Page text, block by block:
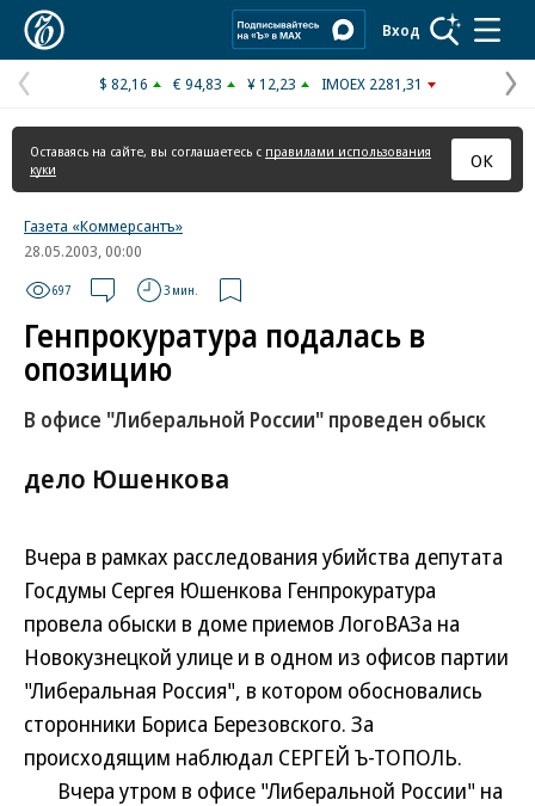
Вход
Предыдущая
страница
$ 82,16 € 94,83 ¥ 12,23 IMOEX 2281,31
Оставаясь на сайте, вы соглашаетесь с правилами использования
куки
ОК
Газета «Коммерсантъ»
28.05.2003, 00:00
697 3 мин.
Генпрокуратура подалась в
опозицию
В офисе "Либеральной России" проведен обыск
дело Юшенкова
Вчера в рамках расследования убийства депутата
Госдумы Сергея Юшенкова Генпрокуратура
провела обыски в доме приемов ЛогоВАЗа на
Новокузнецкой улице и в одном из офисов партии
"Либеральная Россия", в котором обосновались
сторонники Бориса Березовского. За
происходящим наблюдал СЕРГЕЙ Ъ-ТОПОЛЬ.
Вчера утром в офисе "Либеральной России" на